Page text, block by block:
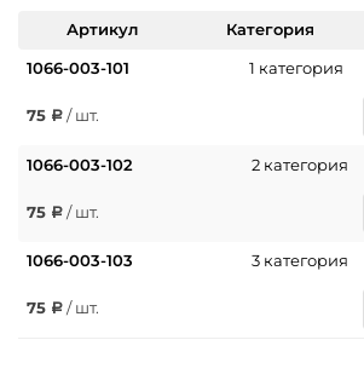
Артикул Категория
1066-003-101
1 категория
75 / шт.
1066-003-102 2 категория
75 / шт.
1066-003-103 3 категория
75 / шт.